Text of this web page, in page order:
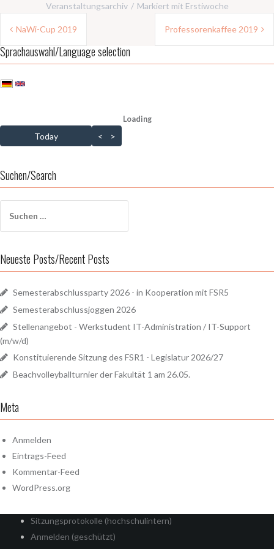
Veranstaltungsarchiv
Markiert mit Erstiwoche
Beitragsnavigation
NaWi-Cup 2019 Professorenkaffee 2019
Sprachauswahl/Language selection
Loading - current view is dayGridMonth
Loading
Today < >
Suchen/Search
nach:
Neueste Posts/Recent Posts
Semesterabschlussparty 2026 - in Kooperation mit FSR5
Semesterabschlussjoggen 2026
Stellenangebot - Werkstudent IT-Administration / IT-Support
(m/w/d)
Konstituierende Sitzung des FSR1 - Legislatur 2026/27
Beachvolleyballturnier der Fakultät 1 am 26.05.
Meta
Anmelden
Eintrags-Feed
Kommentar-Feed
WordPress.org
Sitzungsprotokolle (hochschulintern)
Anmelden (geschützt)